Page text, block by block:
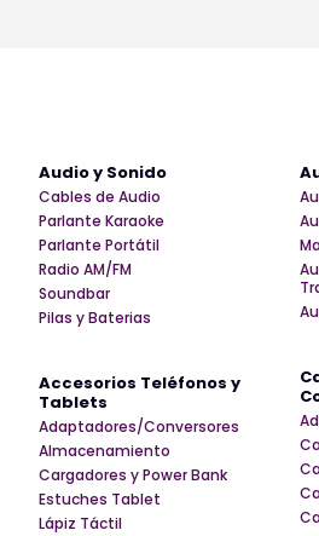
Audio y Sonido
Cables de Audio
Parlante Karaoke
Parlante Portátil
Radio AM/FM
Soundbar
Pilas y Baterias
Accesorios Teléfonos y
Tablets
Adaptadores/Conversores
Almacenamiento
Cargadores y Power Bank
Estuches Tablet
Lápiz Táctil